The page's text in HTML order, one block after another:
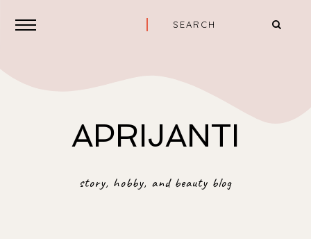
APRIJANTI
story, hobby, and beauty blog